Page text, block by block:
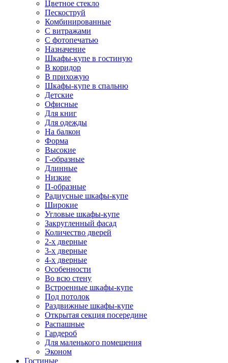
Цветное стекло
Пескоструй
Комбинированные
С витражами
С фотопечатью
Назначение
Шкафы-купе в гостиную
В коридор
В прихожую
Шкафы-купе в спальню
Детские
Офисные
Для книг
Для одежды
На балкон
Форма
Высокие
Г-образные
Длинные
Низкие
П-образные
Радиусные шкафы-купе
Широкие
Угловые шкафы-купе
Закругленный фасад
Количество дверей
2-х дверные
3-х дверные
4-х дверные
Особенности
Во всю стену
Встроенные шкафы-купе
Под потолок
Раздвижные шкафы-купе
Открытая секция посередине
Распашные
Гардероб
Для маленького помещения
Эконом
Гостиные